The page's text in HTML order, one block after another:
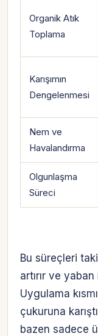
Organik Atık
Toplama
Karışımın
Dengelenmesi
Nem ve
Havalandırma
Olgunlaşma
Süreci
Bu süreçleri
artırır ve
Uygulama
çukuruna
bazen sadece